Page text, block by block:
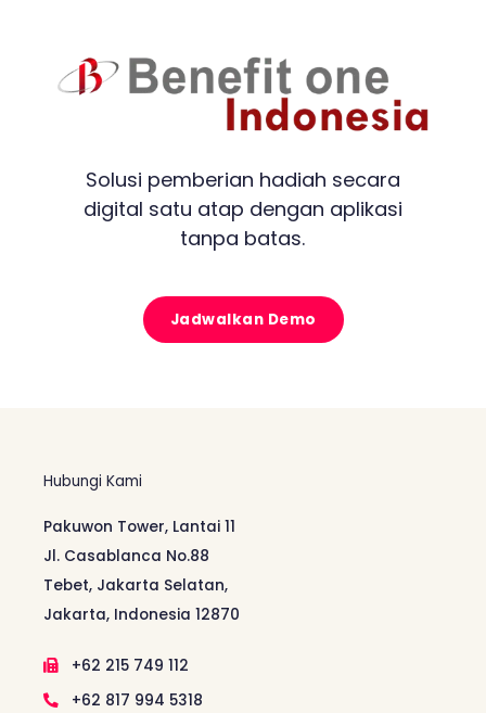
Solusi pemberian hadiah secara
digital satu atap dengan aplikasi
tanpa batas.
Jadwalkan Demo
Hubungi Kami
Pakuwon Tower, Lantai 11
Jl. Casablanca No.88
Tebet, Jakarta Selatan,
Jakarta, Indonesia 12870
+62 215 749 112
+62 817 994 5318